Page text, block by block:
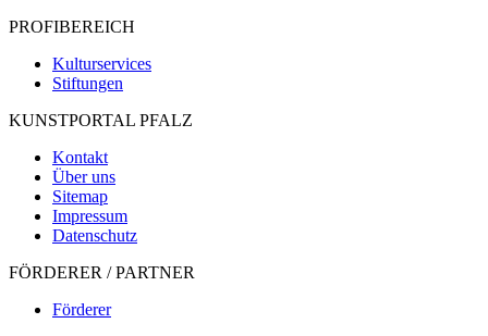
PROFIBEREICH
Kulturservices
Stiftungen
KUNSTPORTAL PFALZ
Kontakt
Über uns
Sitemap
Impressum
Datenschutz
FÖRDERER / PARTNER
Förderer